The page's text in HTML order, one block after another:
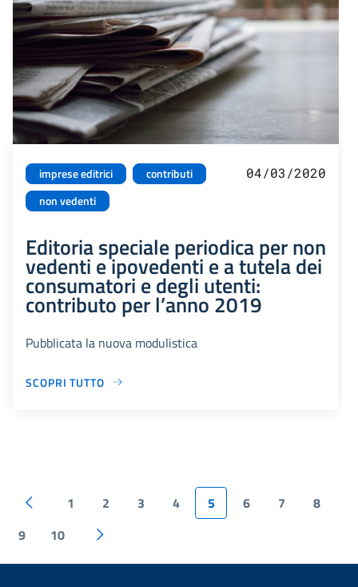
imprese editrici
contributi
non vedenti
04/03/2020
Editoria speciale periodica per non
vedenti e ipovedenti e a tutela dei
consumatori e degli utenti:
contributo per l’anno 2019
Pubblicata la nuova modulistica
SCOPRI TUTTO
1 2 3 4 5 6 7
8
9
10